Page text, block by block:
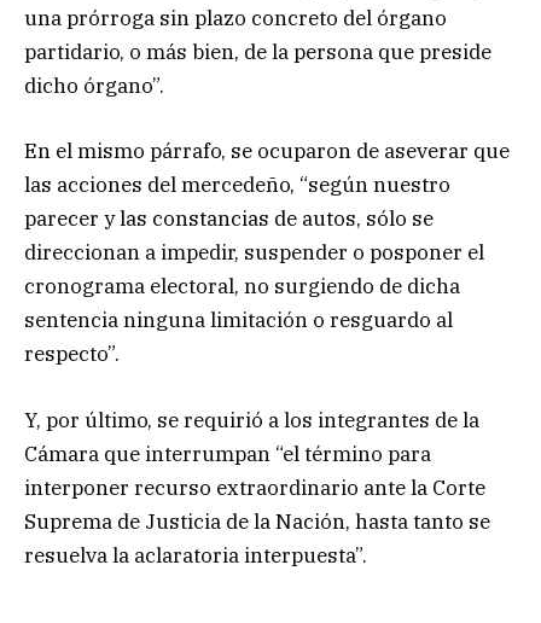
una prórroga sin plazo concreto del órgano
partidario, o más bien, de la persona que preside
dicho órgano”.
En el mismo párrafo, se ocuparon de aseverar que
las acciones del mercedeño, “según nuestro
parecer y las constancias de autos, sólo se
direccionan a impedir, suspender o posponer el
cronograma electoral, no surgiendo de dicha
sentencia ninguna limitación o resguardo al
respecto”.
Y, por último, se requirió a los integrantes de la
Cámara que interrumpan “el término para
interponer recurso extraordinario ante la Corte
Suprema de Justicia de la Nación, hasta tanto se
resuelva la aclaratoria interpuesta”.